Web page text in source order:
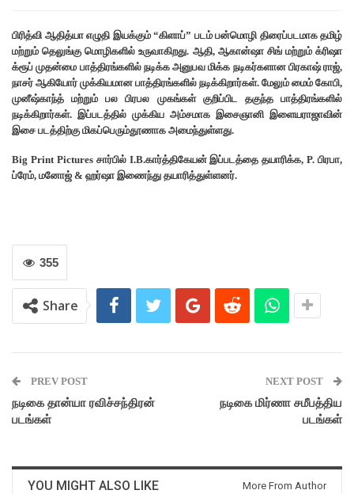
பிரித்வி ஆதித்யா எழுதி இயக்கும் “கிளாப்” படம் பன்மொழி திரைப்படமாக தமிழ்
மற்றும் தெலுங்கு மொழிகளில் உருவாகிறது. ஆதி, ஆகான்ஷா சிங் மற்றும் க்ரிஷா
க்ரூப் முதன்மை பாத்திரங்களில் நடிக்க அனுபவ மிக்க நடிகர்களான பிரகாஷ் ராஜ்,
நாசர் ஆகியோர் முக்கியமான பாத்திரங்களில் நடிக்கிறார்கள். மேலும் மைம் கோபி,
முனீஷ்காந்த் மற்றும் பல பிரபல முகங்கள் குறிப்பிட தகுந்த பாத்திரங்களில்
நடிக்கிறார்கள். இப்படத்தில் முக்கிய அம்சமாக இசைஞானி இளையராஜாவின்
இசை படத்திற்கு மிகப்பெரும்தூணாக அமைந்துள்ளது.
Big Print Pictures சார்பில் I.B.கார்த்திகேயன் இப்படத்தை தயாரிக்க, P. பிரபா,
ப்ரேம், மனோஜ் & ஹர்ஷா இணைந்து தயாரித்துள்ளனர்.
355
Share
PREV POST
நடிகை தான்யா ரவிச்சந்திரன்
படங்கள்
NEXT POST
நடிகை மிர்ணா சமீபத்திய
படங்கள்
YOU MIGHT ALSO LIKE More From Author